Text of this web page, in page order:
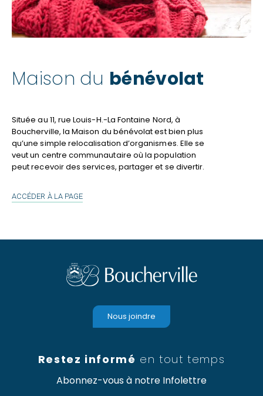
Maison du bénévolat
Située au 11, rue Louis-H.-La Fontaine Nord, à
Boucherville, la Maison du bénévolat est bien plus
qu’une simple relocalisation d’organismes. Elle se
veut un centre communautaire où la population
peut recevoir des services, partager et se divertir.
ACCÉDER À LA PAGEMAISON
Restez informé en tout temps
Abonnez-vous à notre Infolettre
Nous joindre